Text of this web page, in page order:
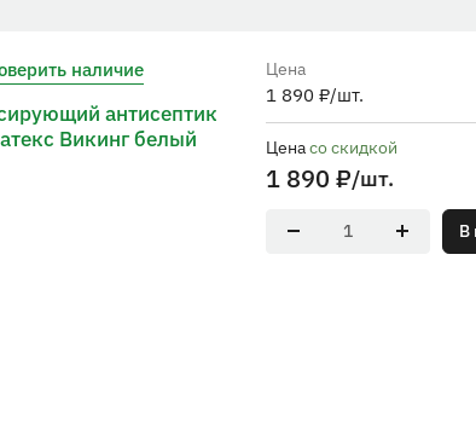
наличие
антисептик
Викинг белый
Цена
1 890 ₽/шт.
Ценасо скидкой
1 890 ₽/шт.
В